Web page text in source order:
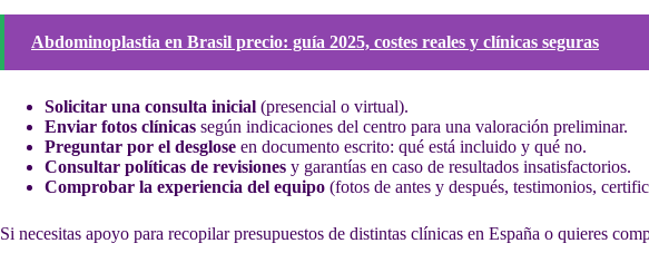
Abdominoplastia en Brasil precio: guía 2025, costes reales y clínicas seguras
Solicitar una consulta inicial (presencial o virtual).
Enviar fotos clínicas según indicaciones del centro para una valoración preliminar.
Preguntar por el desglose en documento escrito: qué está incluido y qué no.
Consultar políticas de revisiones y garantías en caso de resultados insatisfactorios.
Comprobar la experiencia del equipo (fotos de antes y después, testimonios,
Si necesitas apoyo para recopilar presupuestos de distintas clínicas en España o quieres